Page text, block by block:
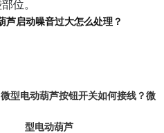
位。
芦启动噪音过大怎么处理？
微型电动葫芦按钮开关如何接线？微
型电动葫芦